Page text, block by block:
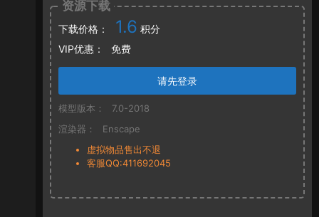
资源下载
下载价格： 1.6 积分
VIP优惠：
免费
请先登录
模型版本：
7.0-2018
渲染器：
Enscape
虚拟物品售出不退
客服QQ:411692045